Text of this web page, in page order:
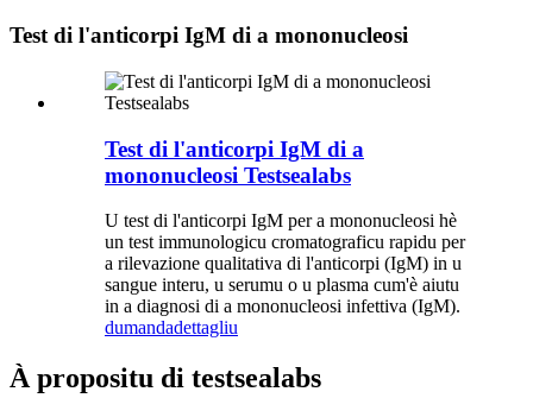
Test di l'anticorpi IgM di a mononucleosi
Test di l'anticorpi IgM di a
mononucleosi Testsealabs
U test di l'anticorpi IgM per a mononucleosi hè
un test immunologicu cromatograficu rapidu per
a rilevazione qualitativa di l'anticorpi (IgM) in u
sangue interu, u serumu o u plasma cum'è aiutu
in a diagnosi di a mononucleosi infettiva (IgM).
dumandadettagliu
À propositu di testsealabs